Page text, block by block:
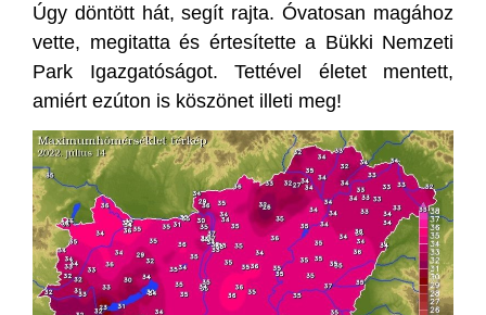
Úgy döntött hát, segít rajta. Óvatosan magához
vette, megitatta és értesítette a Bükki Nemzeti
Park Igazgatóságot. Tettével életet mentett,
amiért ezúton is köszönet illeti meg!